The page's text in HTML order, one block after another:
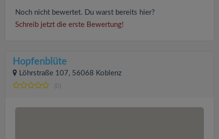
Noch nicht bewertet. Du warst bereits hier?
Schreib jetzt die erste Bewertung!
Hopfenblüte
Löhrstraße 107, 56068 Koblenz
(0)